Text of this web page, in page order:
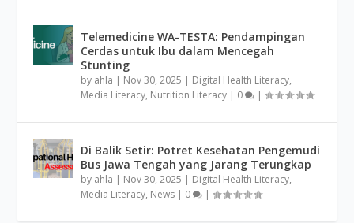
Telemedicine WA-TESTA: Pendampingan
Cerdas untuk Ibu dalam Mencegah
Stunting
by ahla | Nov 30, 2025 | Digital Health Literacy,
Media Literacy, Nutrition Literacy | 0 |
Di Balik Setir: Potret Kesehatan Pengemudi
Bus Jawa Tengah yang Jarang Terungkap
by ahla | Nov 30, 2025 | Digital Health Literacy,
Media Literacy, News | 0 |